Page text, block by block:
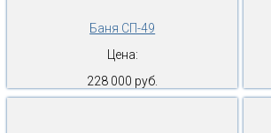
Баня СП-49
Цена:
228 000 руб.